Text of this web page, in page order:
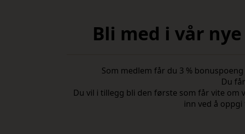
Bli med i vår
Som medlem får du 3 %
Du
Du vil i tillegg bli den første som får vite om
inn ved å